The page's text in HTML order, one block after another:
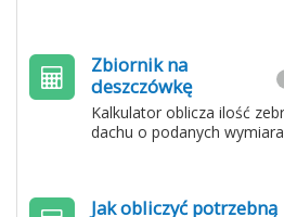
Zbiornik na
deszczówkę
Kalkulator oblicza ilość
dachu o podanych
Jak obliczyć potrzebną